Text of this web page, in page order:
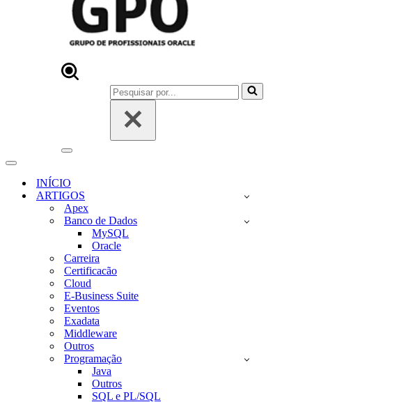
Pesquisar
por...
Menu
Menu
navegaçãoINÍCIO
ARTIGOS
Apex
Banco de Dados
MySQL
Oracle
Carreira
Certificacão
Cloud
E-Business Suite
Eventos
Exadata
Middleware
Outros
Programação
Java
Outros
SQL e PL/SQL